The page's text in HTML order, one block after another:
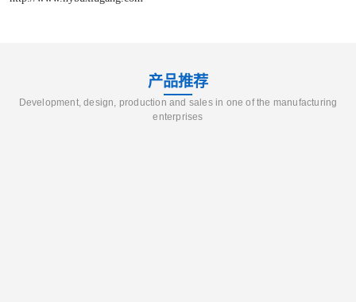
产品推荐
Development, design, production and sales in one of the manufacturing
enterprises